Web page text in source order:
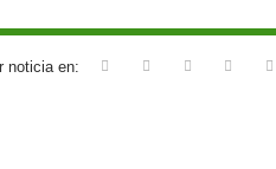
noticia en: